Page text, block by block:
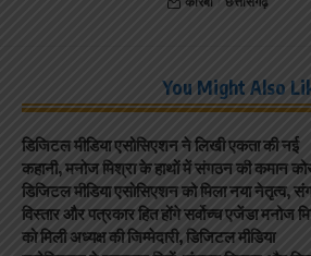
You Might Also
डिजिटल मीडिया एसोसिएशन ने लिखी एकता की नई
कहानी, मनोज मिश्रा के हाथों में संगठन की कमान
डिजिटल मीडिया एसोसिएशन को मिला नया नेतृत्व,
विस्तार और पत्रकार हित होंगे सर्वोच्च एजेंडा मनोज
को मिली अध्यक्ष की जिम्मेदारी, डिजिटल मीडिया